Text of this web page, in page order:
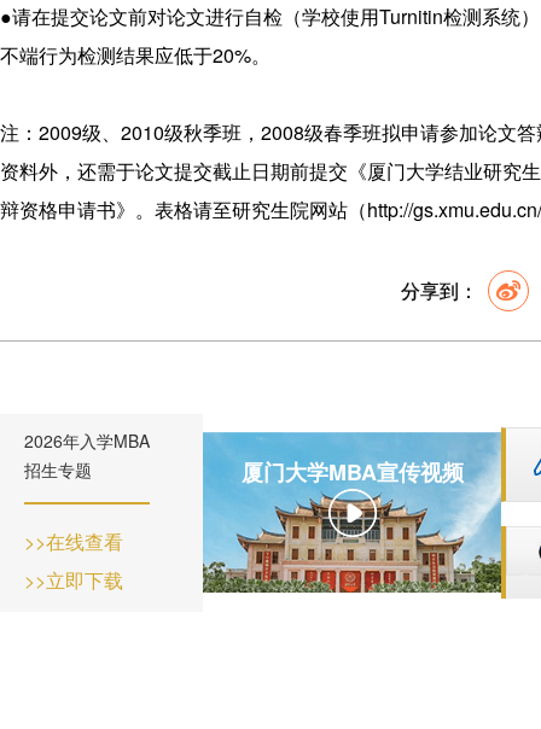
●请在提交论文前对论文进行自检（学校使用Turnitin检测系统
不端行为检测结果应低于20%。
注：2009级、2010级秋季班，2008级春季班拟申请参加论文
资料外，还需于论文提交截止日期前提交《厦门大学结业研究
辩资格申请书》。表格请至研究生院网站（http://gs.xmu.edu.cn/
分享到：
2026年入学MBA
招生专题
>>在线查看
>>立即下载
厦门大学MBA宣传视频